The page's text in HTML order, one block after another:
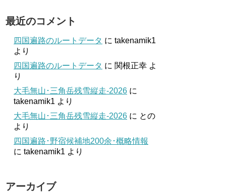
最近のコメント
四国遍路のルートデータ に takenamik1
より
四国遍路のルートデータ に 関根正幸 よ
り
大毛無山･三角岳残雪縦走-2026 に
takenamik1 より
大毛無山･三角岳残雪縦走-2026 に との
より
四国遍路･野宿候補地200余･概略情報
に takenamik1 より
アーカイブ